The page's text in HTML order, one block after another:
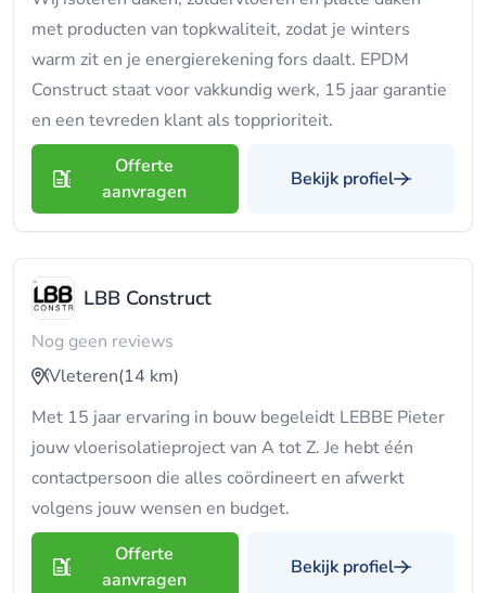
met producten van topkwaliteit, zodat je winters
warm zit en je energierekening fors daalt. EPDM
Construct staat voor vakkundig werk, 15 jaar garantie
en een tevreden klant als topprioriteit.
Offerte
aanvragen
Bekijk profiel
LBB Construct
Nog geen reviews
Vleteren(14 km)
Met 15 jaar ervaring in bouw begeleidt LEBBE Pieter
jouw vloerisolatieproject van A tot Z. Je hebt één
contactpersoon die alles coördineert en afwerkt
volgens jouw wensen en budget.
Offerte
aanvragen
Bekijk profiel